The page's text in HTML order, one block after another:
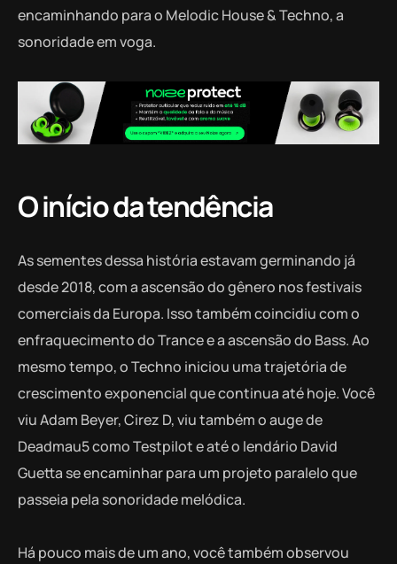
encaminhando para o Melodic House & Techno, a
sonoridade em voga.
O início da tendência
As sementes dessa história estavam germinando já
desde 2018, com a ascensão do gênero nos festivais
comerciais da Europa. Isso também coincidiu com o
enfraquecimento do Trance e a ascensão do Bass. Ao
mesmo tempo, o Techno iniciou uma trajetória de
crescimento exponencial que continua até hoje. Você
viu Adam Beyer, Cirez D, viu também o auge de
Deadmau5 como Testpilot e até o lendário David
Guetta se encaminhar para um projeto paralelo que
passeia pela sonoridade melódica.
Há pouco mais de um ano, você também observou